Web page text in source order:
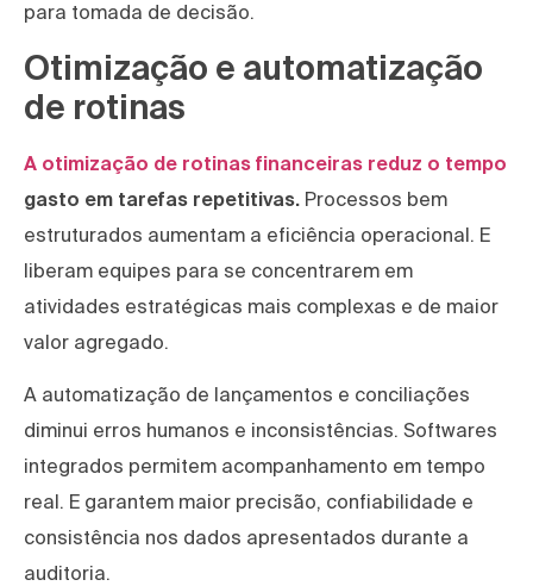
para tomada de decisão.
Otimização e automatização
de rotinas
A otimização de rotinas financeiras reduz o tempo
gasto em tarefas repetitivas. Processos bem
estruturados aumentam a eficiência operacional. E
liberam equipes para se concentrarem em
atividades estratégicas mais complexas e de maior
valor agregado.
A automatização de lançamentos e conciliações
diminui erros humanos e inconsistências. Softwares
integrados permitem acompanhamento em tempo
real. E garantem maior precisão, confiabilidade e
consistência nos dados apresentados durante a
auditoria.